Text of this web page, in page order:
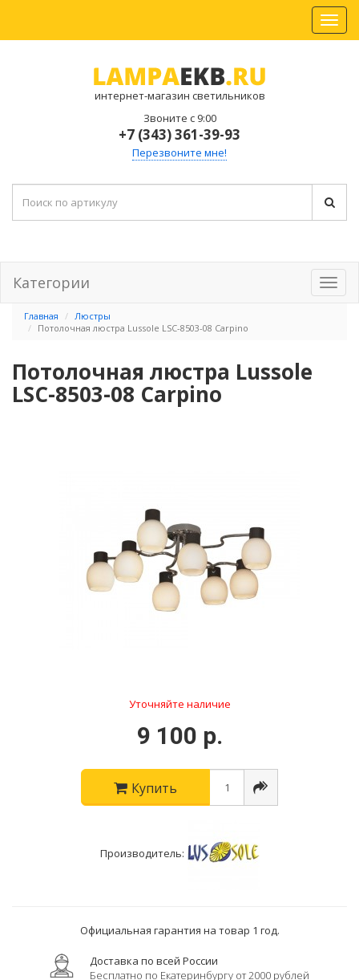
интернет-магазин светильников
Звоните с 9:00
+7 (343) 361-39-93
Перезвоните мне!
Категории
Главная
Люстры
Потолочная люстра Lussole LSC-8503-08 Carpino
Потолочная люстра Lussole
LSC-8503-08 Carpino
Уточняйте наличие
9 100 р.
Купить
Производитель:
Официальная гарантия на товар 1 год.
Доставка по всей России
Бесплатно по Екатеринбургу от 2000 рублей